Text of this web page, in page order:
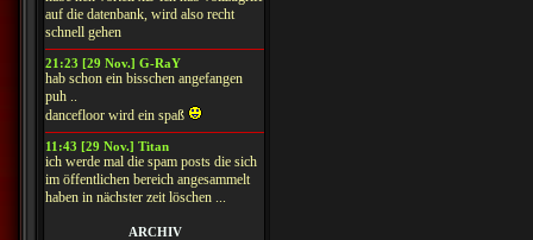
auf die datenbank, wird also recht
schnell gehen
21:23 [29 Nov.] G-RaY
hab schon ein bisschen angefangen
puh ..
dancefloor wird ein spaß
11:43 [29 Nov.] Titan
ich werde mal die spam posts die sich
im öffentlichen bereich angesammelt
haben in nächster zeit löschen ...
ARCHIV